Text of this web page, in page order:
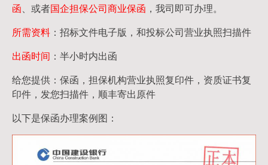
函 、或者国企担保公司商业保函 ，我司即可办理。
所需资料 ：招标文件电子版，和投标公司营业执照扫描件
出函时间 ：半小时内出函
给您提供：保函，担保机构营业执照复印件，资质证书复
印件，发您扫描件，顺丰寄出原件
以下是保函办理案例图：